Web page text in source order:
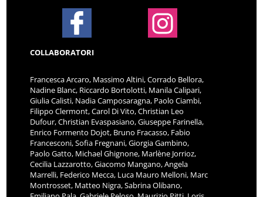
COLLABORATORI
Francesca Arcaro, Massimo Altini, Corrado Bellora,
Nadine Blanc, Riccardo Bortolotti, Manila Calipari,
Giulia Calisti, Nadia Camposaragna, Paolo Ciambi,
Filippo Clermont, Carol Di Vito, Christian Leo
Dufour, Christian Evaspasiano, Giuseppe Farinella,
Enrico Formento Dojot, Bruno Fracasso, Fabio
Francesconi, Sofia Fregnani, Giorgia Gambino,
Paolo Gatto, Michael Ghignone, Marlène Jorrioz,
Cecilia Lazzarotto, Giacomo Mangano, Angela
Marrelli, Federico Mecca, Luca Mauro Melloni, Marc
Montrosset, Matteo Nigra, Sabrina Olibano,